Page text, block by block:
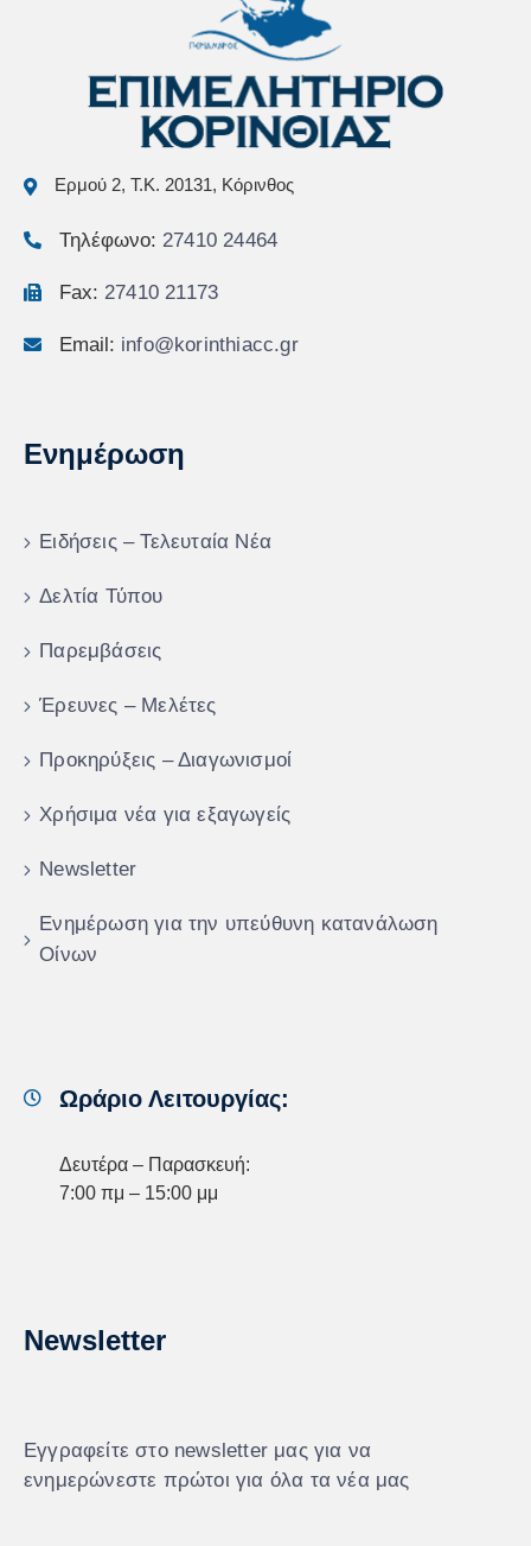
Ερμού 2, Τ.Κ. 20131, Κόρινθος
Τηλέφωνο: 27410 24464
Fax: 27410 21173
Email: info@korinthiacc.gr
Ενημέρωση
Ειδήσεις – Τελευταία Νέα
Δελτία Τύπου
Παρεμβάσεις
Έρευνες – Μελέτες
Προκηρύξεις – Διαγωνισμοί
Χρήσιμα νέα για εξαγωγείς
Newsletter
Ενημέρωση για την υπεύθυνη κατανάλωση
Οίνων
Ωράριο Λειτουργίας:
Δευτέρα – Παρασκευή:
7:00 πμ – 15:00 μμ
Newsletter
Εγγραφείτε στο newsletter μας για να
ενημερώνεστε πρώτοι για όλα τα νέα μας